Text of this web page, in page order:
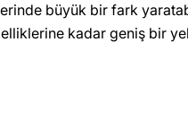
büyük bir fark
kadar geniş bir